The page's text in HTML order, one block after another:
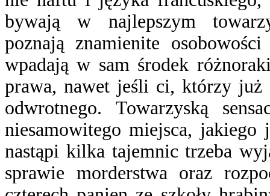
bywają w najlepszym
poznają znamienite
wpadają w sam środek
prawa, nawet jeśli ci, którzy już
odwrotnego. Towarzyską
niesamowitego miejsca,
nastąpi kilka tajemnic trzeba
sprawie morderstwa oraz